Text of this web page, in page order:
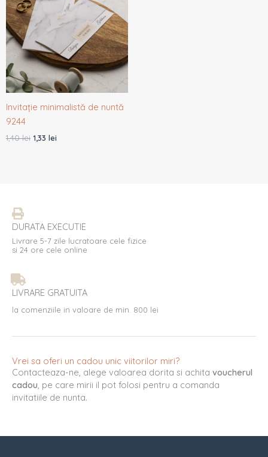
Invitație minimalistă de nuntă
9244
1,40lei
fost:
1,40 lei.
1,33 lei
1,33 lei.
DURATA EXECUTIE
Livrare 5-7 zile lucratoare cele fizice
si 24 ore cele online
LIVRARE GRATUITA
la comenziile in valoare de min. 800 lei
Vrei sa oferi un cadou unic viitorilor miri?
Contacteaza-ne, alege valoarea dorita si achita voucherul
cadou , pe care mirii il pot folosi pentru a comanda
invitatiile de nunta.